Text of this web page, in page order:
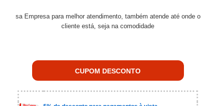
sa Empresa para melhor atendimento, também atende até onde o
cliente está, seja na comodidade
CUPOM DESCONTO